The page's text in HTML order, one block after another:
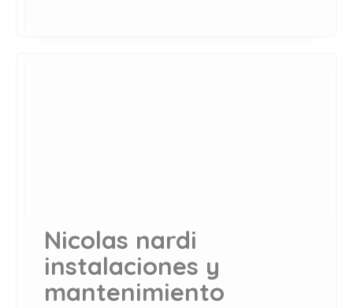
Nicolas nardi
instalaciones y
mantenimiento